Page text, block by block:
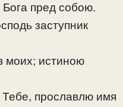
пред собою.
заступник
моих; истиною
прославлю имя